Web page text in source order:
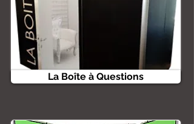
La Boîte à Questions